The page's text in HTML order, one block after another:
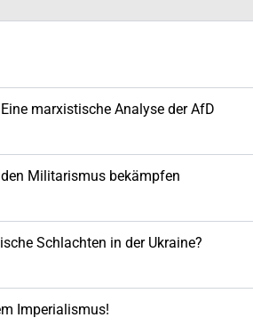
marxistische Analyse der AfD
Militarismus bekämpfen
Schlachten in der Ukraine?
Imperialismus!